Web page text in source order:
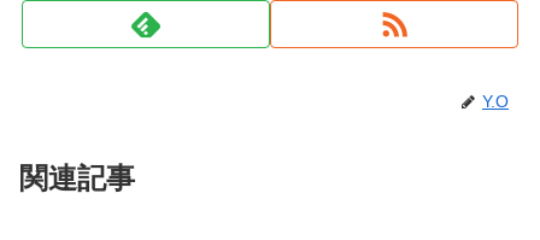
Y.O
関連記事